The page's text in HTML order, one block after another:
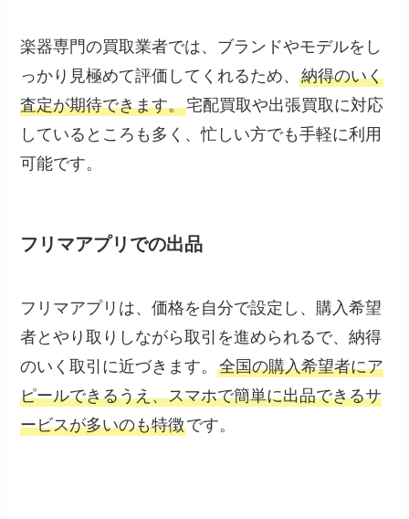
楽器専門の買取業者では、ブランドやモデルをし
っかり見極めて評価してくれるため、納得のいく
査定が期待できます。宅配買取や出張買取に対応
しているところも多く、忙しい方でも手軽に利用
可能です。
フリマアプリでの出品
フリマアプリは、価格を自分で設定し、購入希望
者とやり取りしながら取引を進められるで、納得
のいく取引に近づきます。全国の購入希望者にア
ピールできるうえ、スマホで簡単に出品できるサ
ービスが多いのも特徴です。